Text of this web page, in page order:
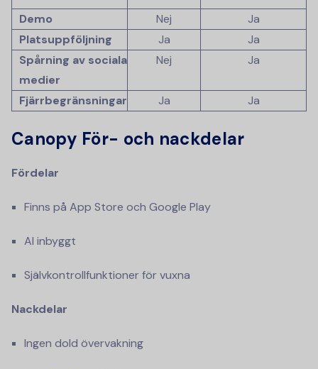
Demo Nej
Ja
Platsuppföljning
Ja
Ja
Spårning av sociala
medier
Nej Ja
Fjärrbegränsningar Ja Ja
Canopy För- och nackdelar
Fördelar
Finns på App Store och Google Play
AI inbyggt
Självkontrollfunktioner för vuxna
Nackdelar
Ingen dold övervakning